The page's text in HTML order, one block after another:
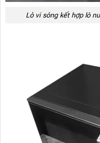
Lò vi sóng kết hợp lò